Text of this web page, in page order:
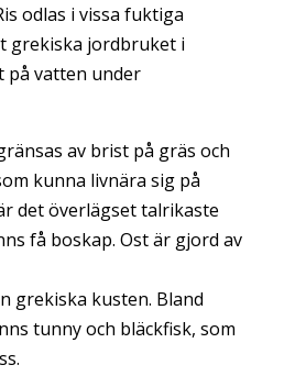
odlas i vissa fuktiga
grekiska jordbruket i
på vatten under
av brist på gräs och
kunna livnära sig på
det överlägset talrikaste
få boskap. Ost är gjord av
grekiska kusten. Bland
tunny och bläckfisk, som